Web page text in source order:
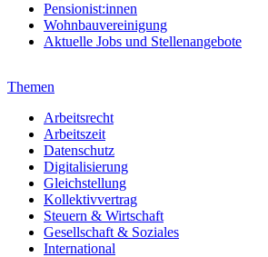
Pensionist:innen
Wohnbauvereinigung
Aktuelle Jobs und Stellenangebote
Themen
Arbeitsrecht
Arbeitszeit
Datenschutz
Digitalisierung
Gleichstellung
Kollektivvertrag
Steuern & Wirtschaft
Gesellschaft & Soziales
International